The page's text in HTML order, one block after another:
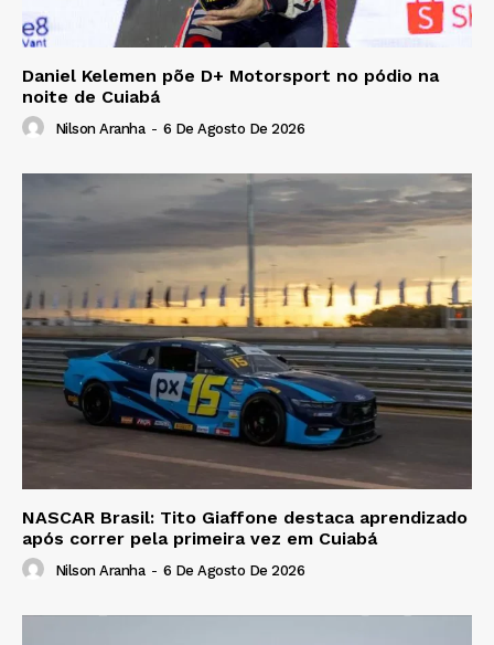
Daniel Kelemen põe D+ Motorsport no pódio na
noite de Cuiabá
Nilson Aranha - 6 De Agosto De 2026
NASCAR Brasil: Tito Giaffone destaca aprendizado
após correr pela primeira vez em Cuiabá
Nilson Aranha - 6 De Agosto De 2026